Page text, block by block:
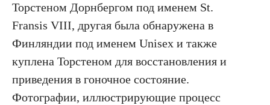
Торстеном Дорнбергом под именем St.
Fransis VIII, другая была обнаружена в
Финляндии под именем Unisex и также
куплена Торстеном для восстановления и
приведения в гоночное состояние.
Фотографии, иллюстрирующие процесс